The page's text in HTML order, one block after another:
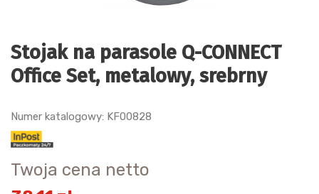
Stojak na parasole Q-CONNECT
Office Set, metalowy, srebrny
Numer katalogowy: KF00828
Twoja cena netto